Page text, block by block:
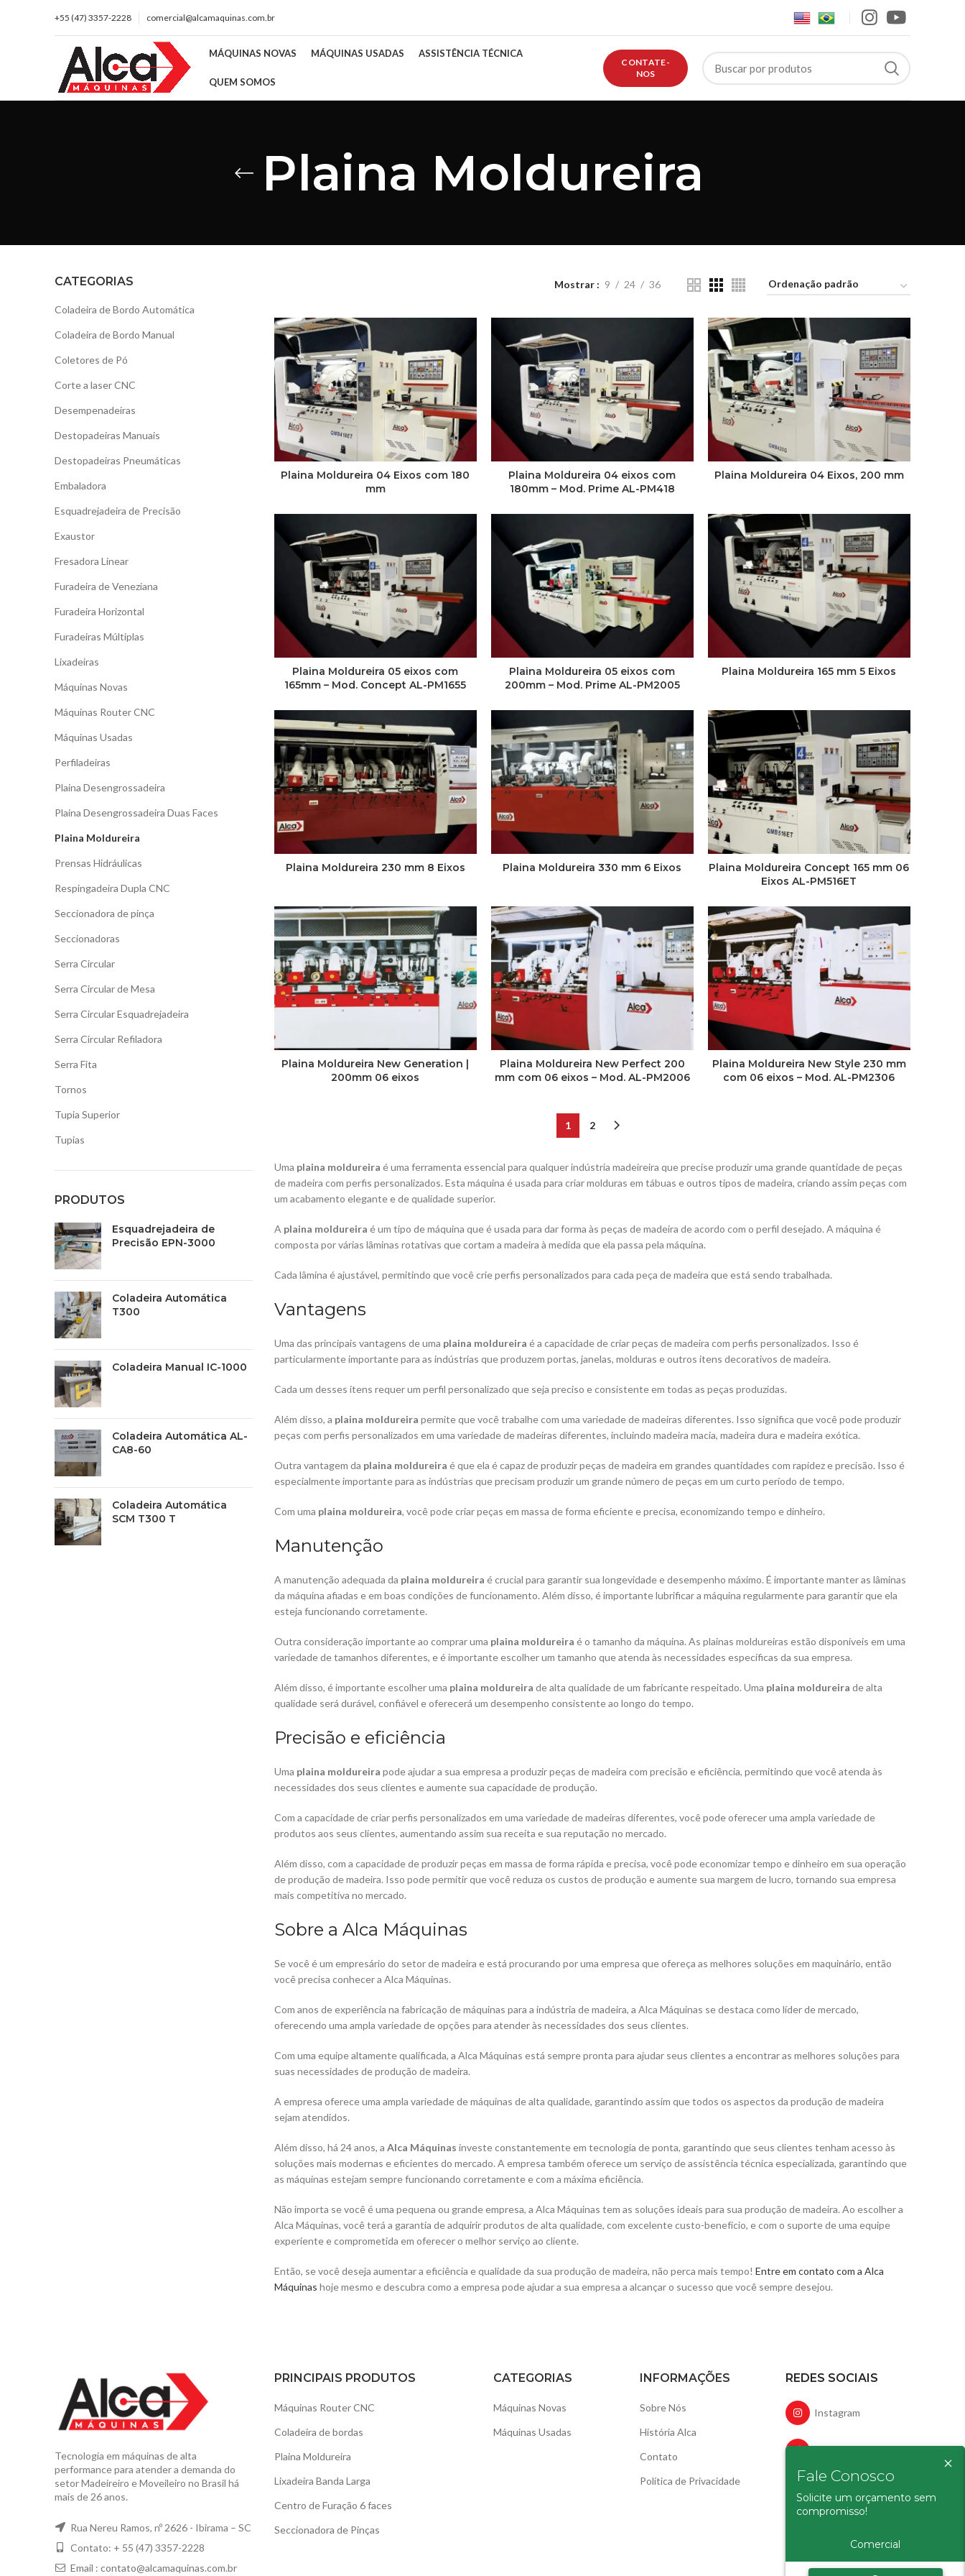
×
Fale Conosco
Solicite um orçamento sem
compromisso!
Comercial
+55 (47) 3357-2228 comercial@alcamaquinas.com.br
MÁQUINAS NOVAS MÁQUINAS USADAS ASSISTÊNCIA TÉCNICA
QUEM SOMOS
CONTATE-
NOS
Plaina Moldureira
CATEGORIAS
Coladeira de Bordo Automática
Coladeira de Bordo Manual
Coletores de Pó
Corte a laser CNC
Desempenadeiras
Destopadeiras Manuais
Destopadeiras Pneumáticas
Embaladora
Esquadrejadeira de Precisão
Exaustor
Fresadora Linear
Furadeira de Veneziana
Furadeira Horizontal
Furadeiras Múltiplas
Lixadeiras
Máquinas Novas
Máquinas Router CNC
Máquinas Usadas
Perfiladeiras
Plaina Desengrossadeira
Plaina Desengrossadeira Duas Faces
Plaina Moldureira
Prensas Hidráulicas
Respingadeira Dupla CNC
Seccionadora de pinça
Seccionadoras
Serra Circular
Serra Circular de Mesa
Serra Circular Esquadrejadeira
Serra Circular Refiladora
Serra Fita
Tornos
Tupia Superior
Tupias
PRODUTOS
Esquadrejadeira de
Precisão EPN-3000
Coladeira Automática
T300
Coladeira Manual IC-1000
Coladeira Automática AL-
CA8-60
Coladeira Automática
SCM T300 T
Mostrar 9 24 36
Plaina Moldureira 04 Eixos com 180
mm
Plaina Moldureira 04 eixos com
180mm – Mod. Prime AL-PM418
Plaina Moldureira 04 Eixos, 200 mm
Plaina Moldureira 05 eixos com
165mm – Mod. Concept AL-PM1655
Plaina Moldureira 05 eixos com
200mm – Mod. Prime AL-PM2005
Plaina Moldureira 165 mm 5 Eixos
Plaina Moldureira 230 mm 8 Eixos Plaina Moldureira 330 mm 6 Eixos
Plaina Moldureira Concept 165 mm 06
Eixos AL-PM516ET
Plaina Moldureira New Generation |
200mm 06 eixos
Plaina Moldureira New Perfect 200
mm com 06 eixos – Mod. AL-PM2006
Plaina Moldureira New Style 230 mm
com 06 eixos – Mod. AL-PM2306
1 2
Uma plaina moldureira é uma ferramenta essencial para qualquer indústria madeireira que precise produzir uma grande quantidade de peças
de madeira com perfis personalizados. Esta máquina é usada para criar molduras em tábuas e outros tipos de madeira, criando assim peças com
um acabamento elegante e de qualidade superior.
A plaina moldureira é um tipo de máquina que é usada para dar forma às peças de madeira de acordo com o perfil desejado. A máquina é
composta por várias lâminas rotativas que cortam a madeira à medida que ela passa pela máquina.
Cada lâmina é ajustável, permitindo que você crie perfis personalizados para cada peça de madeira que está sendo trabalhada.
Vantagens
Uma das principais vantagens de uma plaina moldureira é a capacidade de criar peças de madeira com perfis personalizados. Isso é
particularmente importante para as indústrias que produzem portas, janelas, molduras e outros itens decorativos de madeira.
Cada um desses itens requer um perfil personalizado que seja preciso e consistente em todas as peças produzidas.
Além disso, a plaina moldureira permite que você trabalhe com uma variedade de madeiras diferentes. Isso significa que você pode produzir
peças com perfis personalizados em uma variedade de madeiras diferentes, incluindo madeira macia, madeira dura e madeira exótica.
Outra vantagem da plaina moldureira é que ela é capaz de produzir peças de madeira em grandes quantidades com rapidez e precisão. Isso é
especialmente importante para as indústrias que precisam produzir um grande número de peças em um curto período de tempo.
Com uma plaina moldureira, você pode criar peças em massa de forma eficiente e precisa, economizando tempo e dinheiro.
Manutenção
A manutenção adequada da plaina moldureira é crucial para garantir sua longevidade e desempenho máximo. É importante manter as lâminas
da máquina afiadas e em boas condições de funcionamento. Além disso, é importante lubrificar a máquina regularmente para garantir que ela
esteja funcionando corretamente.
Outra consideração importante ao comprar uma plaina moldureira é o tamanho da máquina. As plainas moldureiras estão disponíveis em uma
variedade de tamanhos diferentes, e é importante escolher um tamanho que atenda às necessidades específicas da sua empresa.
Além disso, é importante escolher uma plaina moldureira de alta qualidade de um fabricante respeitado. Uma plaina moldureira de alta
qualidade será durável, confiável e oferecerá um desempenho consistente ao longo do tempo.
Precisão e eficiência
Uma plaina moldureira pode ajudar a sua empresa a produzir peças de madeira com precisão e eficiência, permitindo que você atenda às
necessidades dos seus clientes e aumente sua capacidade de produção.
Com a capacidade de criar perfis personalizados em uma variedade de madeiras diferentes, você pode oferecer uma ampla variedade de
produtos aos seus clientes, aumentando assim sua receita e sua reputação no mercado.
Além disso, com a capacidade de produzir peças em massa de forma rápida e precisa, você pode economizar tempo e dinheiro em sua operação
de produção de madeira. Isso pode permitir que você reduza os custos de produção e aumente sua margem de lucro, tornando sua empresa
mais competitiva no mercado.
Sobre a Alca Máquinas
Se você é um empresário do setor de madeira e está procurando por uma empresa que ofereça as melhores soluções em maquinário, então
você precisa conhecer a Alca Máquinas.
Com anos de experiência na fabricação de máquinas para a indústria de madeira, a Alca Máquinas se destaca como líder de mercado,
oferecendo uma ampla variedade de opções para atender às necessidades dos seus clientes.
Com uma equipe altamente qualificada, a Alca Máquinas está sempre pronta para ajudar seus clientes a encontrar as melhores soluções para
suas necessidades de produção de madeira.
A empresa oferece uma ampla variedade de máquinas de alta qualidade, garantindo assim que todos os aspectos da produção de madeira
sejam atendidos.
Além disso, há 24 anos, a Alca Máquinas investe constantemente em tecnologia de ponta, garantindo que seus clientes tenham acesso às
soluções mais modernas e eficientes do mercado. A empresa também oferece um serviço de assistência técnica especializada, garantindo que
as máquinas estejam sempre funcionando corretamente e com a máxima eficiência.
Não importa se você é uma pequena ou grande empresa, a Alca Máquinas tem as soluções ideais para sua produção de madeira. Ao escolher a
Alca Máquinas, você terá a garantia de adquirir produtos de alta qualidade, com excelente custo-benefício, e com o suporte de uma equipe
experiente e comprometida em oferecer o melhor serviço ao cliente.
Então, se você deseja aumentar a eficiência e qualidade da sua produção de madeira, não perca mais tempo! Entre em contato com a Alca
Máquinas hoje mesmo e descubra como a empresa pode ajudar a sua empresa a alcançar o sucesso que você sempre desejou.
Tecnologia em máquinas de alta
performance para atender a demanda do
setor Madeireiro e Moveileiro no Brasil há
mais de 26 anos.
Rua Nereu Ramos, nº 2626 - Ibirama – SC
Contato: + 55 (47) 3357-2228
Email : contato@alcamaquinas.com.br
PRINCIPAIS PRODUTOS
Máquinas Router CNC
Coladeira de bordas
Plaina Moldureira
Lixadeira Banda Larga
Centro de Furação 6 faces
Seccionadora de Pinças
CATEGORIAS
Máquinas Novas
Máquinas Usadas
INFORMAÇÕES
Sobre Nós
História Alca
Contato
Política de Privacidade
REDES SOCIAIS
Instagram